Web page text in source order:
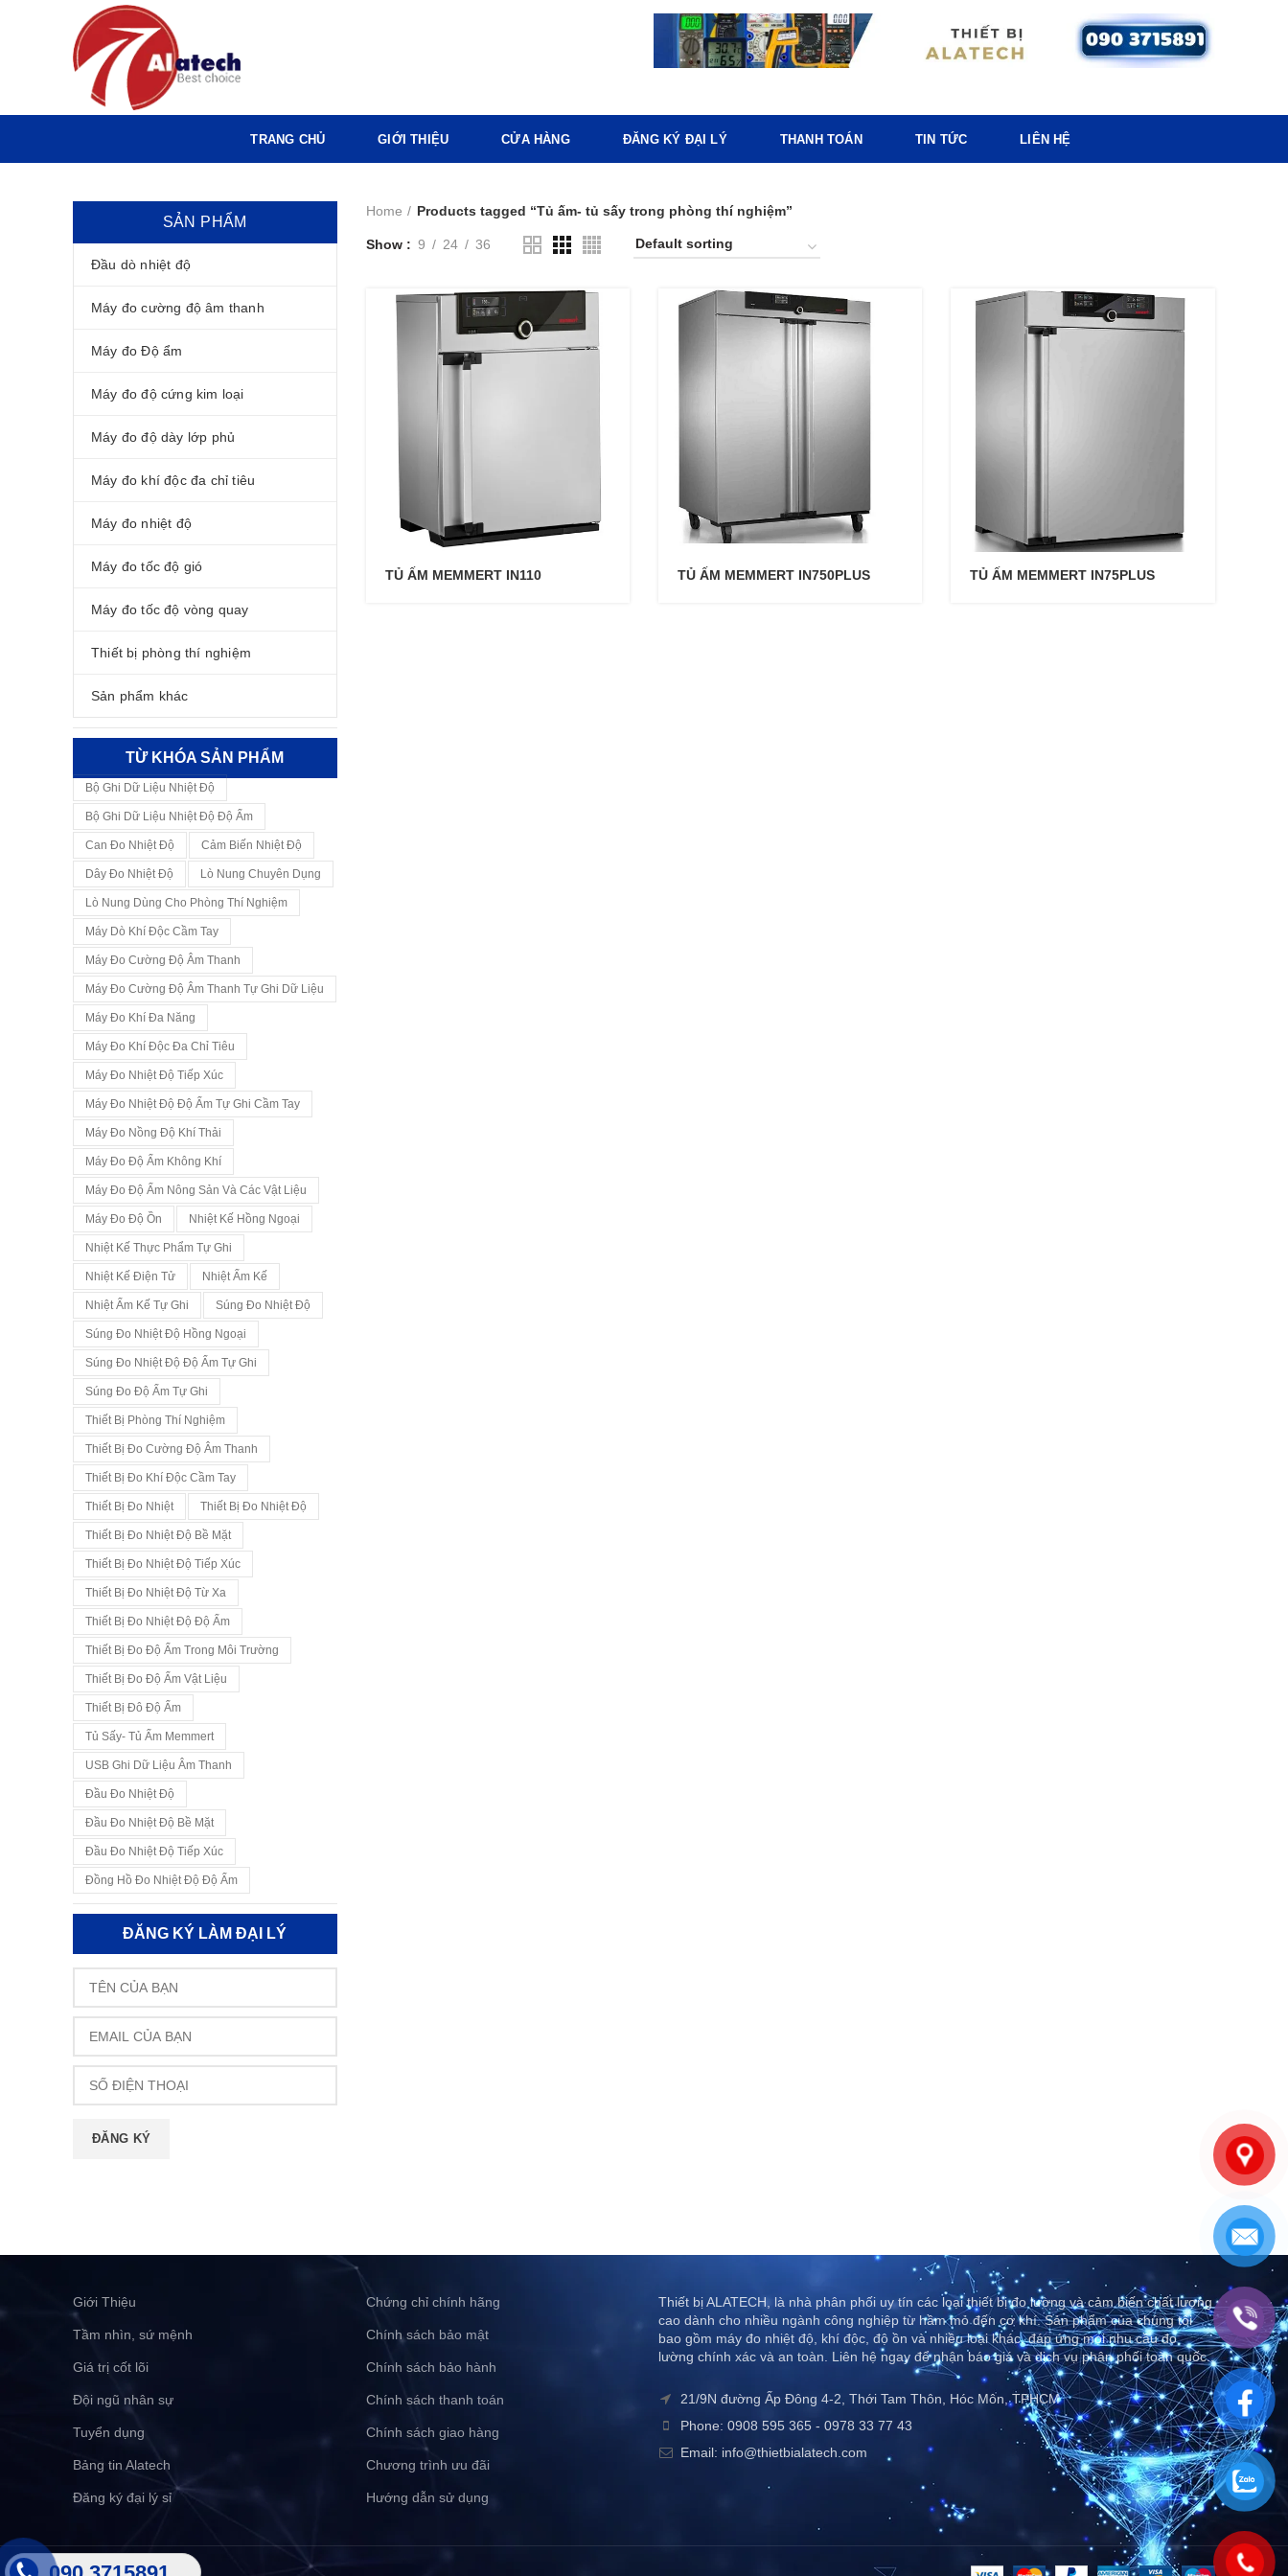
TRANG CHỦ GIỚI THIỆU CỬA HÀNG ĐĂNG KÝ ĐẠI LÝ THANH TOÁN TIN TỨC LIÊN HỆ
Home Products tagged “Tủ ấm- tủ sấy trong phòng thí nghiệm”
Show 9 24 36
TỦ ẤM MEMMERT IN110 TỦ ẤM MEMMERT IN750PLUS TỦ ẤM MEMMERT IN75PLUS
SẢN PHẨM
Đầu dò nhiệt độ
Máy đo cường độ âm thanh
Máy đo Độ ẩm
Máy đo độ cứng kim loại
Máy đo độ dày lớp phủ
Máy đo khí độc đa chỉ tiêu
Máy đo nhiệt độ
Máy đo tốc độ gió
Máy đo tốc độ vòng quay
Thiết bị phòng thí nghiệm
Sản phẩm khác
TỪ KHÓA SẢN PHẨM
Bộ Ghi Dữ Liệu Nhiệt Độ
Bộ Ghi Dữ Liệu Nhiệt Độ Độ Ẩm
Can Đo Nhiệt Độ Cảm Biến Nhiệt Độ
Dây Đo Nhiệt Độ Lò Nung Chuyên Dụng
Lò Nung Dùng Cho Phòng Thí Nghiệm
Máy Dò Khí Độc Cầm Tay
Máy Đo Cường Độ Âm Thanh
Máy Đo Cường Độ Âm Thanh Tự Ghi Dữ Liệu
Máy Đo Khí Đa Năng
Máy Đo Khí Độc Đa Chỉ Tiêu
Máy Đo Nhiệt Độ Tiếp Xúc
Máy Đo Nhiệt Độ Độ Ẩm Tự Ghi Cầm Tay
Máy Đo Nồng Độ Khí Thải
Máy Đo Độ Ẩm Không Khí
Máy Đo Độ Ẩm Nông Sản Và Các Vật Liệu
Máy Đo Độ Ồn Nhiệt Kế Hồng Ngoại
Nhiệt Kế Thực Phẩm Tự Ghi
Nhiệt Kế Điện Tử Nhiệt Ẩm Kế
Nhiệt Ẩm Kế Tự Ghi Súng Đo Nhiệt Độ
Súng Đo Nhiệt Độ Hồng Ngoại
Súng Đo Nhiệt Độ Độ Ẩm Tự Ghi
Súng Đo Độ Ẩm Tự Ghi
Thiết Bị Phòng Thí Nghiệm
Thiết Bị Đo Cường Độ Âm Thanh
Thiết Bị Đo Khí Độc Cầm Tay
Thiết Bị Đo Nhiệt Thiết Bị Đo Nhiệt Độ
Thiết Bị Đo Nhiệt Độ Bề Mặt
Thiết Bị Đo Nhiệt Độ Tiếp Xúc
Thiết Bị Đo Nhiệt Độ Từ Xa
Thiết Bị Đo Nhiệt Độ Độ Ẩm
Thiết Bị Đo Độ Ẩm Trong Môi Trường
Thiết Bị Đo Độ Ẩm Vật Liệu
Thiết Bị Đô Độ Ẩm
Tủ Sấy- Tủ Ấm Memmert
USB Ghi Dữ Liệu Âm Thanh
Đầu Đo Nhiệt Độ
Đầu Đo Nhiệt Độ Bề Mặt
Đầu Đo Nhiệt Độ Tiếp Xúc
Đồng Hồ Đo Nhiệt Độ Độ Ẩm
ĐĂNG KÝ LÀM ĐẠI LÝ
Giới Thiệu
Tầm nhìn, sứ mệnh
Giá trị cốt lõi
Đội ngũ nhân sự
Tuyển dụng
Bảng tin Alatech
Đăng ký đại lý sỉ
Chứng chỉ chính hãng
Chính sách bảo mật
Chính sách bảo hành
Chính sách thanh toán
Chính sách giao hàng
Chương trình ưu đãi
Hướng dẫn sử dụng
Thiết bị ALATECH, là nhà phân phối uy tín các loại thiết bị đo lường và cảm biến chất lượng
cao dành cho nhiều ngành công nghiệp từ hầm mỏ đến cơ khí. Sản phẩm của chúng tôi
bao gồm máy đo nhiệt độ, khí độc, độ ồn và nhiều loại khác, đáp ứng mọi nhu cầu đo
lường chính xác và an toàn. Liên hệ ngay để nhận báo giá và dịch vụ phân phối toàn quốc..
21/9N đường Ấp Đông 4-2, Thới Tam Thôn, Hóc Môn, TPHCM
Phone: 0908 595 365 - 0978 33 77 43
Email: info@thietbialatech.com